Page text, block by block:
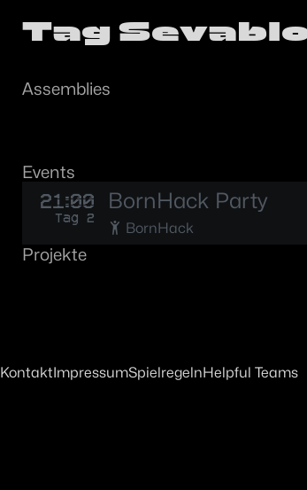
Tag
Assemblies
Events
21:00
Tag 2
BornHack Party
BornHack
Projekte
KontaktImpressumSpielregelnHelpful Teams